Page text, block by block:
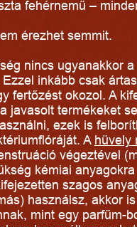
fehérnemű –
érezhet semmit.
nincs ugyanakkor
inkább csak
fertőzést okozol. A
javasolt termékeket
ezek is
A hüvely
végeztével
kémiai
szagos
használsz, akkor
mint egy parfűm-